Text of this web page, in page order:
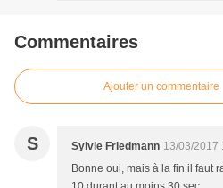
Commentaires
Ajouter un commentaire
S Sylvie Friedmann 13/03/2017
Bonne oui, mais à la fin il faut